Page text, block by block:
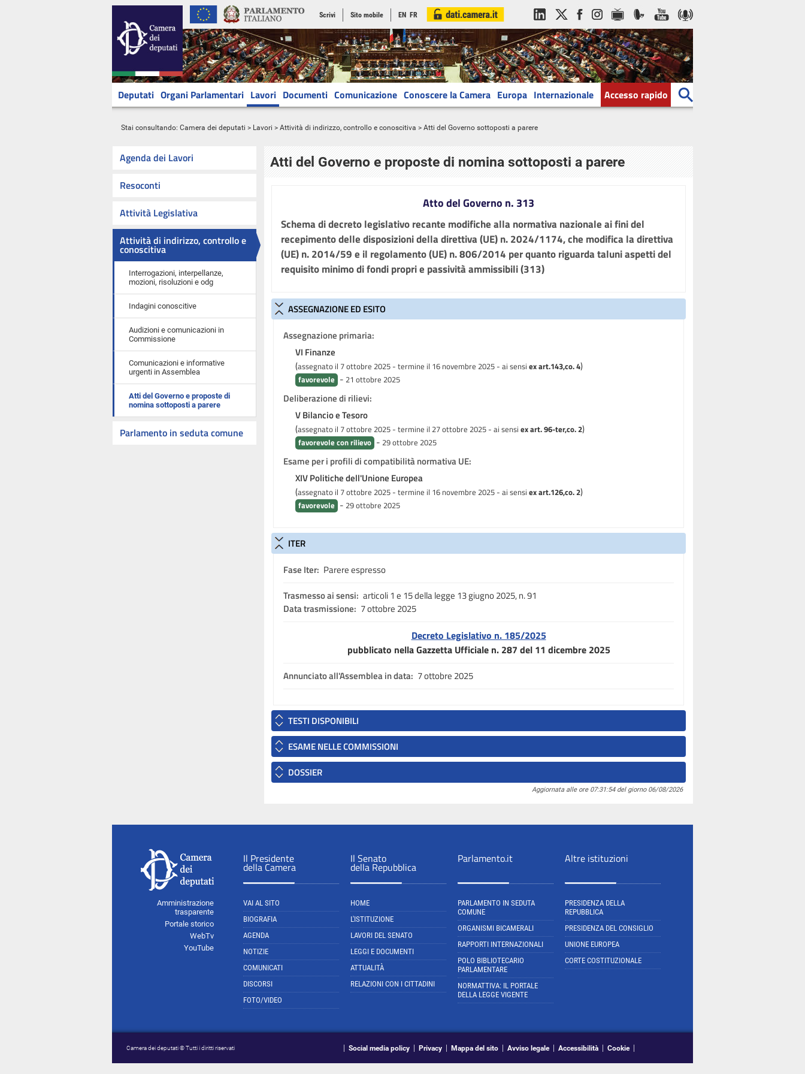
Scrivi Sito mobile EN FR
Deputati Organi Parlamentari Lavori Documenti Comunicazione Conoscere la Camera Europa Internazionale Accesso rapido
Stai consultando: Camera dei deputati > Lavori > Attività di indirizzo, controllo e conoscitiva > Atti del Governo sottoposti a parere
Agenda dei Lavori
Resoconti
Attività Legislativa
Attività di indirizzo, controllo e
conoscitiva
Interrogazioni, interpellanze,
mozioni, risoluzioni e odg
Indagini conoscitive
Audizioni e comunicazioni in
Commissione
Comunicazioni e informative
urgenti in Assemblea
Atti del Governo e proposte di
nomina sottoposti a parere
Parlamento in seduta comune
Atti del Governo e proposte di nomina sottoposti a parere
Atto del Governo n. 313
Schema di decreto legislativo recante modifiche alla normativa nazionale ai fini del
recepimento delle disposizioni della direttiva (UE) n. 2024/1174, che modifica la direttiva
(UE) n. 2014/59 e il regolamento (UE) n. 806/2014 per quanto riguarda taluni aspetti del
requisito minimo di fondi propri e passività ammissibili (313)
ASSEGNAZIONE ED ESITO
Assegnazione primaria:
VI Finanze
(assegnato il 7 ottobre 2025 - termine il 16 novembre 2025 - ai sensi ex art.143,co. 4)
favorevole - 21 ottobre 2025
Deliberazione di rilievi:
V Bilancio e Tesoro
(assegnato il 7 ottobre 2025 - termine il 27 ottobre 2025 - ai sensi ex art. 96-ter,co. 2)
favorevole con rilievo - 29 ottobre 2025
Esame per i profili di compatibilità normativa UE:
XIV Politiche dell'Unione Europea
(assegnato il 7 ottobre 2025 - termine il 16 novembre 2025 - ai sensi ex art.126,co. 2)
favorevole - 29 ottobre 2025
ITER
Fase Iter: Parere espresso
Trasmesso ai sensi: articoli 1 e 15 della legge 13 giugno 2025, n. 91
Data trasmissione: 7 ottobre 2025
Decreto Legislativo n. 185/2025
pubblicato nella Gazzetta Ufficiale n. 287 del 11 dicembre 2025
Annunciato all'Assemblea in data: 7 ottobre 2025
TESTI DISPONIBILI
ESAME NELLE COMMISSIONI
DOSSIER
Aggiornata alle ore 07:31:54 del giorno 06/08/2026
Amministrazione
trasparente
Portale storico
WebTv
YouTube
Il Presidente
della Camera
VAI AL SITO
BIOGRAFIA
AGENDA
NOTIZIE
COMUNICATI
DISCORSI
FOTO/VIDEO
Il Senato
della Repubblica
HOME
L'ISTITUZIONE
LAVORI DEL SENATO
LEGGI E DOCUMENTI
ATTUALITÀ
RELAZIONI CON I CITTADINI
Parlamento.it
PARLAMENTO IN SEDUTA
COMUNE
ORGANISMI BICAMERALI
RAPPORTI INTERNAZIONALI
POLO BIBLIOTECARIO
PARLAMENTARE
NORMATTIVA: IL PORTALE
DELLA LEGGE VIGENTE
Altre istituzioni
PRESIDENZA DELLA
REPUBBLICA
PRESIDENZA DEL CONSIGLIO
UNIONE EUROPEA
CORTE COSTITUZIONALE
Camera dei deputati © Tutti i diritti riservati Social media policy Privacy Mappa del sito Avviso legale Accessibilità Cookie